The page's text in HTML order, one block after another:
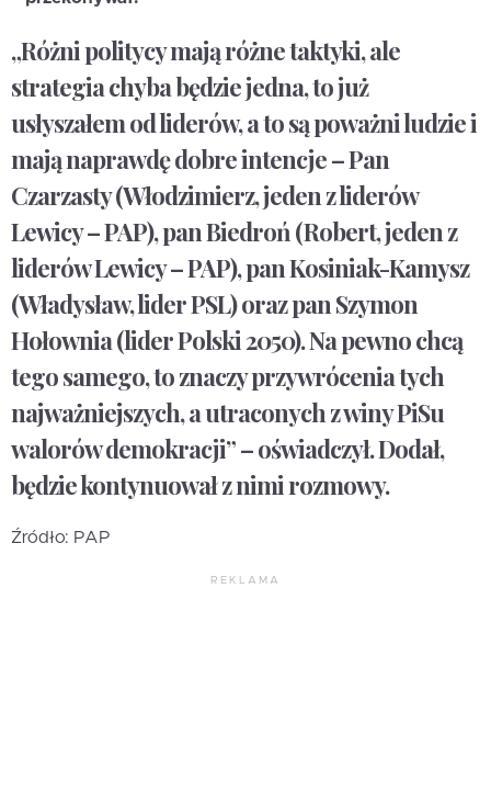
„Różni politycy mają różne taktyki, ale
strategia chyba będzie jedna, to już
usłyszałem od liderów, a to są poważni ludzie i
mają naprawdę dobre intencje – Pan
Czarzasty (Włodzimierz, jeden z liderów
Lewicy – PAP), pan Biedroń (Robert, jeden z
liderów Lewicy – PAP), pan Kosiniak-Kamysz
(Władysław, lider PSL) oraz pan Szymon
Hołownia (lider Polski 2050). Na pewno chcą
tego samego, to znaczy przywrócenia tych
najważniejszych, a utraconych z winy PiSu
walorów demokracji” – oświadczył. Dodał,
będzie kontynuował z nimi rozmowy.
Źródło: PAP
REKLAMA